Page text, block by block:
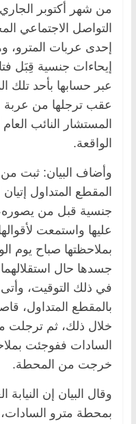
من شهر أكتوبر
التواصل الاجتماعي
إحدى عربات المترو،
إيحاءات جنسية قِبَل
عبر حسابها بأحد تلك
عقب ترجلها من عربة
المستشار النائب
الواقعة.
وأضاف البيان: ثبت من
المقطع المتداول
جنسية قبل من
عليها واستمعت
بملاحظتها صباح يوم
جسدها حال استقلالهما
في ذلك التوقيت، وأتى
بالمقطع المتداول،
خلال ذلك، ثم ترجلت
السادات ففوجئت
خرجت من المحطة.
وقال البيان إن
بمحطة مترو السادات،